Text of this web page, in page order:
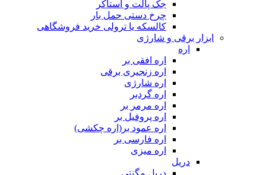
جک پالت و استاکر
چرخ دستی حمل بار
کالسکه یا ترولی خرید فروشگاهی
ابزار برقی و شارژی
اره
اره افقی بر
اره زنجیری برقی
اره شارژی
اره گردبر
اره مرمر بر
اره پروفیل بر
اره عمود بر(اره چکشی)
اره فارسی بر
اره میزی
دریل
دریل مگنتی